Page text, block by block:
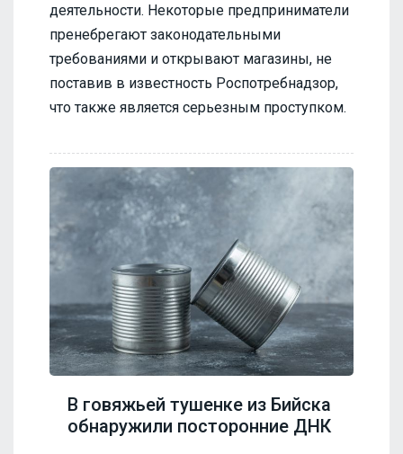
деятельности. Некоторые предприниматели
пренебрегают законодательными
требованиями и открывают магазины, не
поставив в известность Роспотребнадзор,
что также является серьезным проступком.
В говяжьей тушенке из Бийска
обнаружили посторонние ДНК